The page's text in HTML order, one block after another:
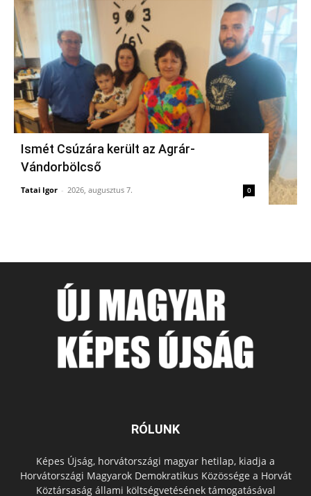
Ismét Csúzára került az Agrár-
Vándorbölcső
Tatai Igor - 2026, augusztus 7. 0
RÓLUNK
Képes Újság, horvátországi magyar hetilap, kiadja a
Horvátországi Magyarok Demokratikus Közössége a Horvát
Köztársaság állami költségvetésének támogatásával